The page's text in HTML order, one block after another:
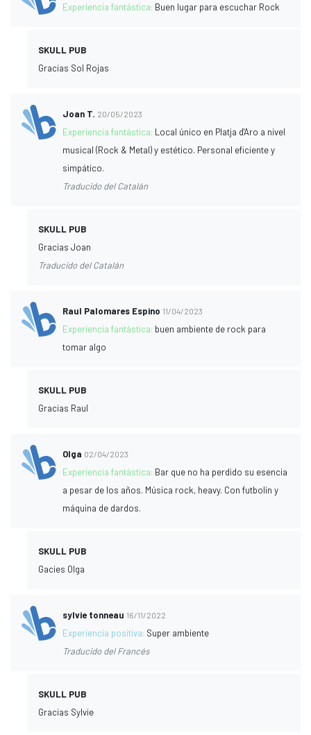
Experiencia fantástica: Buen lugar para escuchar Rock
SKULL PUB
Gracias Sol Rojas
Joan T. 20/05/2023
Experiencia fantástica: Local único en Platja d'Aro a nivel
musical (Rock & Metal) y estético. Personal eficiente y
simpático.
Traducido del Catalán
SKULL PUB
Gracias Joan
Traducido del Catalán
Raul Palomares Espino 11/04/2023
Experiencia fantástica: buen ambiente de rock para
tomar algo
SKULL PUB
Gracias Raul
Olga 02/04/2023
Experiencia fantástica: Bar que no ha perdido su esencia
a pesar de los años. Música rock, heavy. Con futbolín y
máquina de dardos.
SKULL PUB
Gacies Olga
sylvie tonneau 16/11/2022
Experiencia positiva: Super ambiente
Traducido del Francés
SKULL PUB
Gracias Sylvie